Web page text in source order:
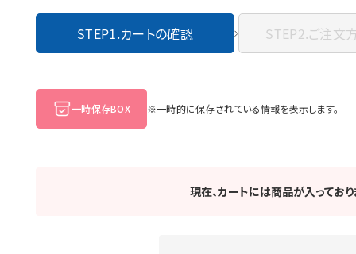
STEP1.カートの確認 STEP2.ご注文
一時保存BOX ※一時的に保存されている情報を表示します。
現在、カートには商品が入ってお